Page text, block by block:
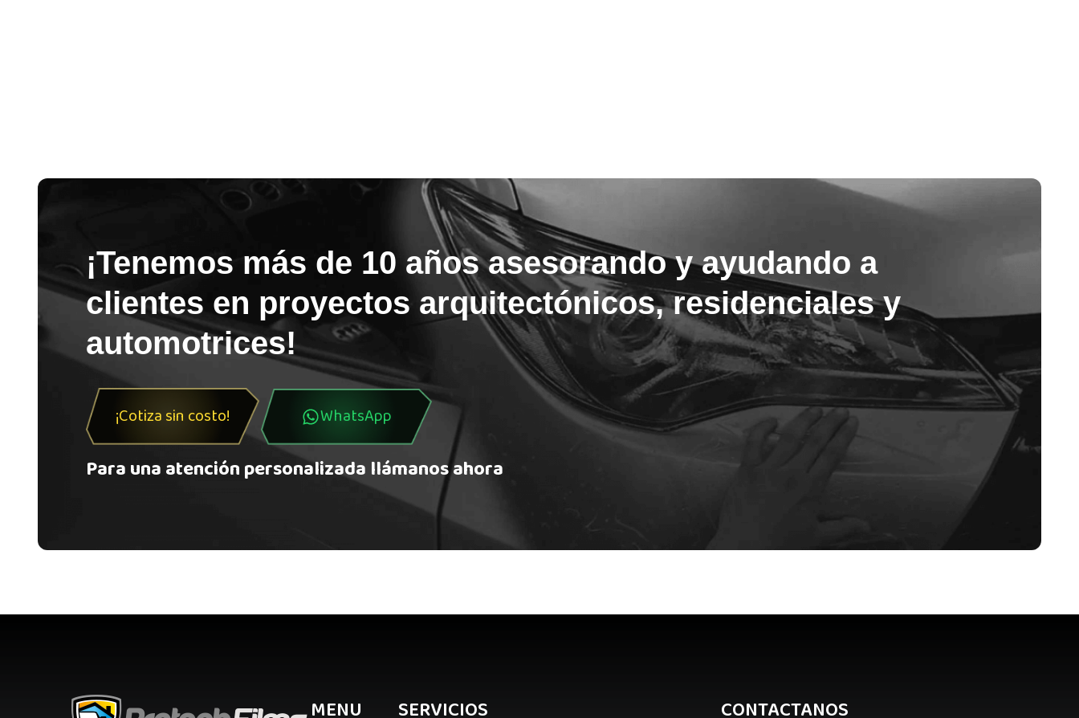
¡Tenemos más de 10 años asesorando y ayudando a
clientes en proyectos arquitectónicos, residenciales y
automotrices!
¡Cotiza sin costo! WhatsApp
Para una atención personalizada llámanos ahora
MENU SERVICIOS CONTACTANOS